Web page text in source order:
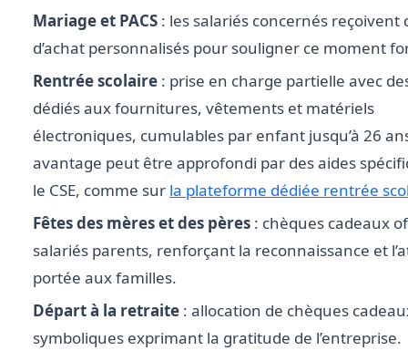
Mariage et PACS : les salariés concernés reçoivent
d’achat personnalisés pour souligner ce moment
Rentrée scolaire : prise en charge partielle avec
dédiés aux fournitures, vêtements et matériels
électroniques, cumulables par enfant jusqu’à 26
avantage peut être approfondi par des aides
le CSE, comme sur la plateforme dédiée rentrée
Fêtes des mères et des pères : chèques cadeaux
salariés parents, renforçant la reconnaissance et
portée aux familles.
Départ à la retraite : allocation de chèques
symboliques exprimant la gratitude de l’entreprise.